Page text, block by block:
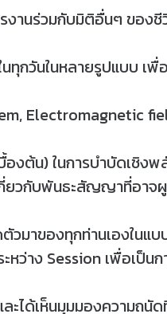
รงานร่วมกับมิติอื่นๆ
กวันในหลายรูปแบบ เ
Electromagnetic
องต้น) ในการบำบัดเชิงพ
ยวกับพันธะสัญญาที่อาจ
มาของทุกท่านเองในแ
าง Session เพื่อเป็น
ได้เห็นมุมมองความถนั